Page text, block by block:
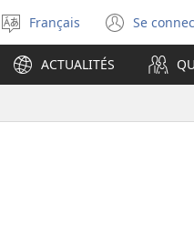
Sélectionner
la
langue
Français Se
une
ACTUALITÉS